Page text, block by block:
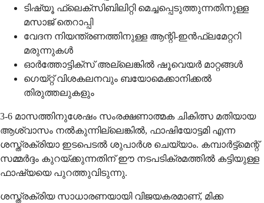
ടിഷ്യൂ ഫ്ലെക്സിബിലിറ്റി മെച്ചപ്പെടുത്തുന്നതിനുള്ള
മസാജ് തെറാപ്പി
വേദന നിയന്ത്രണത്തിനുള്ള ആന്റി-ഇൻഫ്ലമേറ്ററി
മരുന്നുകൾ
ഓർത്തോട്ടിക്സ് അല്ലെങ്കിൽ ഷൂവെയർ മാറ്റങ്ങൾ
ഗെയ്റ്റ് വിശകലനവും ബയോമെക്കാനിക്കൽ
തിരുത്തലുകളും
3-6 മാസത്തിനുശേഷം സംരക്ഷണാത്മക ചികിത്സ മതിയായ
ആശ്വാസം നൽകുന്നില്ലെങ്കിൽ, ഫാഷിയോട്ടമി എന്ന
ശസ്ത്രക്രിയാ ഇടപെടൽ ശുപാർശ ചെയ്യാം. കമ്പാർട്ട്മെന്റ്
സമ്മർദ്ദം കുറയ്ക്കുന്നതിന് ഈ നടപടിക്രമത്തിൽ കട്ടിയുള്ള
ഫാഷ്യയെ പുറത്തുവിടുന്നു.
ശസ്ത്രക്രിയ സാധാരണയായി വിജയകരമാണ്, മിക്ക